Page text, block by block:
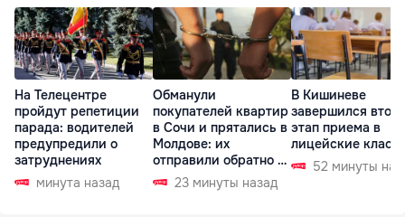
На Телецентре
пройдут репетиции
парада: водителей
предупредили о
затруднениях
минута назад
Обманули
покупателей квартир
в Сочи и прятались в
Молдове: их
отправили обратно в
РФ 23 минуты назад
В Кишиневе
завершился
этап приема в
лицейские
52 минуты